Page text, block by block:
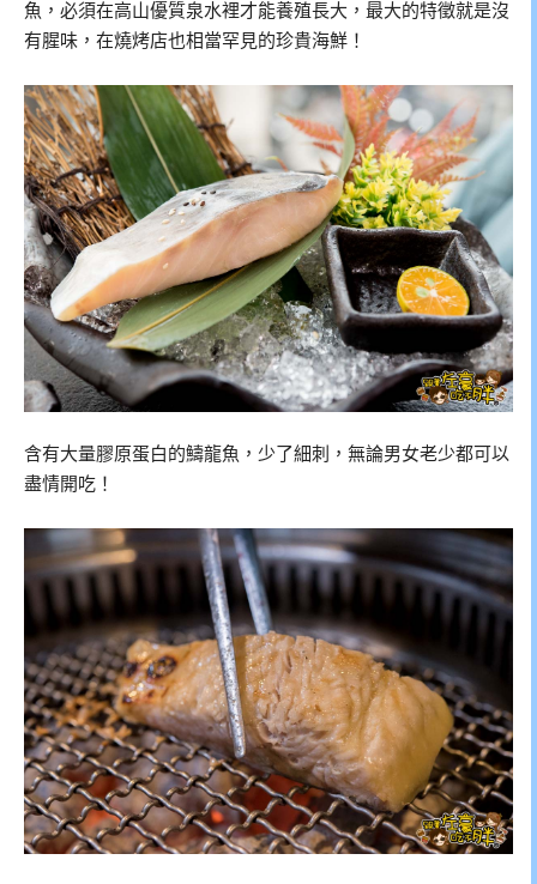
魚，必須在高山優質泉水裡才能養殖長大，最大的特徵就是沒
有腥味，在燒烤店也相當罕見的珍貴海鮮！
含有大量膠原蛋白的䲖龍魚，少了細刺，無論男女老少都可以
盡情開吃！